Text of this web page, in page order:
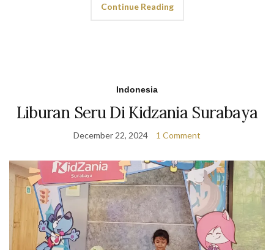
Continue Reading
Indonesia
Liburan Seru Di Kidzania Surabaya
December 22, 2024 1 Comment